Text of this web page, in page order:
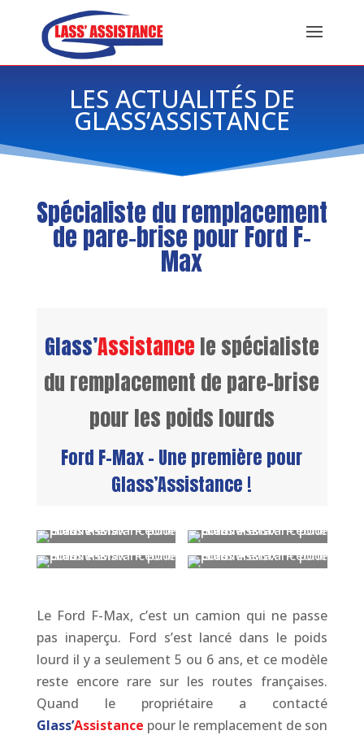
LES ACTUALITÉS DE
GLASS’ASSISTANCE
Spécialiste du remplacement
de pare-brise pour Ford F-
Max
Glass’Assistance le spécialiste
du remplacement de pare-brise
pour les poids lourds
Ford F-Max – Une première pour
Glass’Assistance !
Le Ford F-Max, c’est un camion qui ne passe
pas inaperçu. Ford s’est lancé dans le poids
lourd il y a seulement 5 ou 6 ans, et ce modèle
reste encore rare sur les routes françaises.
Quand le propriétaire a contacté
Glass’Assistance pour le remplacement de son